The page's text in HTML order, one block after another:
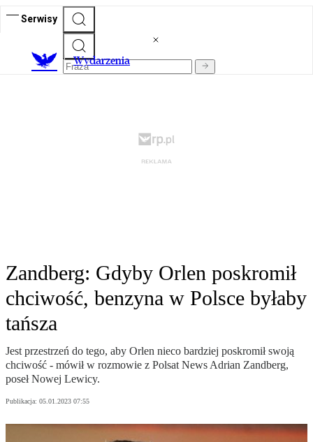
Serwisy
Wydarzenia
Zandberg: Gdyby Orlen poskromił
chciwość, benzyna w Polsce byłaby
tańsza
Jest przestrzeń do tego, aby Orlen nieco bardziej poskromił swoją
chciwość - mówił w rozmowie z Polsat News Adrian Zandberg,
poseł Nowej Lewicy.
Publikacja: 05.01.2023 07:55